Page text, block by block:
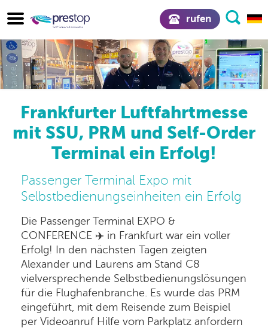
rufen
Frankfurter Luftfahrtmesse
mit SSU, PRM und Self-Order
Terminal ein Erfolg!
Passenger Terminal Expo mit
Selbstbedienungseinheiten ein Erfolg
Die Passenger Terminal EXPO &
CONFERENCE ✈️ in Frankfurt war ein voller
Erfolg! In den nächsten Tagen zeigten
Alexander und Laurens am Stand C8
vielversprechende Selbstbedienungslösungen
für die Flughafenbranche. Es wurde das PRM
eingeführt, mit dem Reisende zum Beispiel
per Videoanruf Hilfe vom Parkplatz anfordern